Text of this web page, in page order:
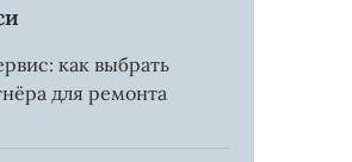
как выбрать
для ремонта